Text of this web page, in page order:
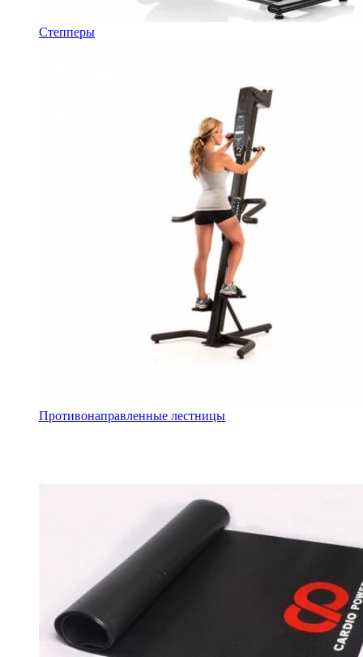
Степперы
Противонаправленные лестницы